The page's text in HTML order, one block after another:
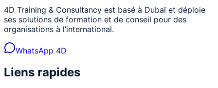
4D Training & Consultancy est basé à Dubaï et déploie
ses solutions de formation et de conseil pour des
organisations à l’international.
WhatsApp 4D
Liens rapides